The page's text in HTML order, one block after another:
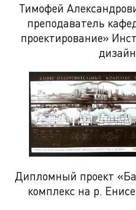
Тимофей
преподаватель
проектирование»
Дипломный проект
комплекс на р.